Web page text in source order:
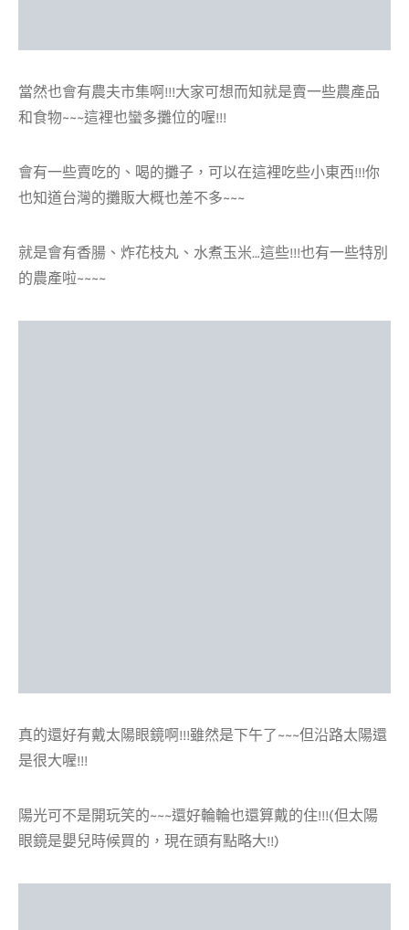
當然也會有農夫市集啊!!!大家可想而知就是賣一些農產品
和食物~~~這裡也蠻多攤位的喔!!!
會有一些賣吃的、喝的攤子，可以在這裡吃些小東西!!!你
也知道台灣的攤販大概也差不多~~~
就是會有香腸、炸花枝丸、水煮玉米…這些!!!也有一些特別
的農產啦~~~~
真的還好有戴太陽眼鏡啊!!!雖然是下午了~~~但沿路太陽還
是很大喔!!!
陽光可不是開玩笑的~~~還好輪輪也還算戴的住!!!(但太陽
眼鏡是嬰兒時候買的，現在頭有點略大!!)